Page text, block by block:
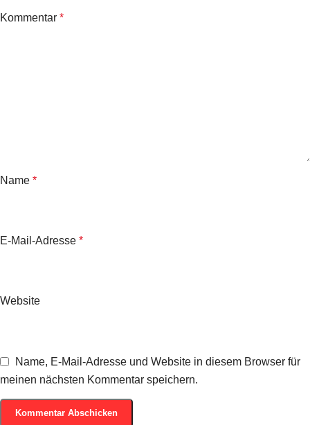
Kommentar *
Name *
E-Mail-Adresse *
Website
Name, E-Mail-Adresse und Website in diesem Browser für
meinen nächsten Kommentar speichern.